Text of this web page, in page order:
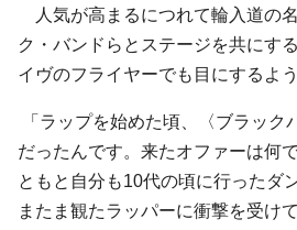
人気が高まるにつれて輪入道の
ク・バンドらとステージを共にす
イヴのフライヤーでも目にするよ
「ラップを始めた頃、〈ブラック
だったんです。来たオファーは何
ともと自分も10代の頃に行ったダ
またま観たラッパーに衝撃を受け